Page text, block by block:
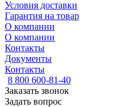
Условия доставки
Гарантия на товар
О компании
О компании
Контакты
Документы
Контакты
8 800 600-81-40
Заказать звонок
Задать вопрос